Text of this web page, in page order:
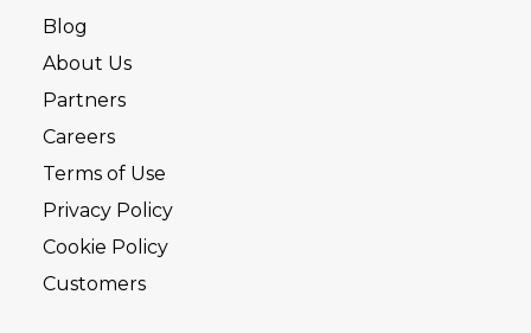
Blog
About Us
Partners
Careers
Terms of Use
Privacy Policy
Cookie Policy
Customers